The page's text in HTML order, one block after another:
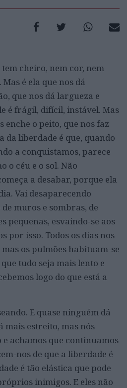
cheiro, nem cor, nem
é ela que nos dá
que nos dá largueza e
é frágil, difícil, instável. Mas
enche o peito, que nos faz
da liberdade é que, quando
a conquistamos, parece
o céu e o sol. Não
a desabar, porque ela
Vai desaparecendo
muros e sombras, de
pequenas, esvaindo-se aos
por isso. Todos os dias nos
os pulmões habituam-se
tudo seja mais lento e
logo do que está a
E quase ninguém dá
mais estreito, mas nós
achamos que continuamos
nos de que a liberdade é
é tão elástica que pode
inimigos. E eles não